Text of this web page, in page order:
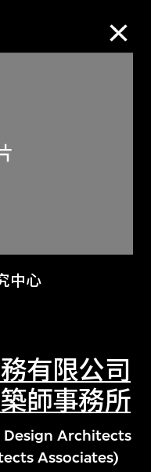
中心
有限公司
師事務所
Design Architects
Associates)
十一世纪视觉